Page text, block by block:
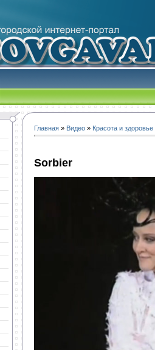
Главная » Видео » Красота и здоровье
Sorbier